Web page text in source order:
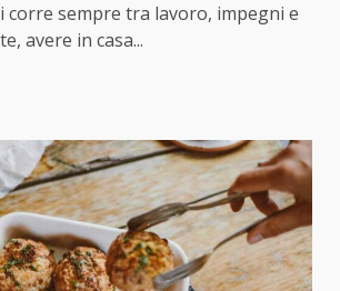
corre sempre tra lavoro, impegni e
avere in casa...